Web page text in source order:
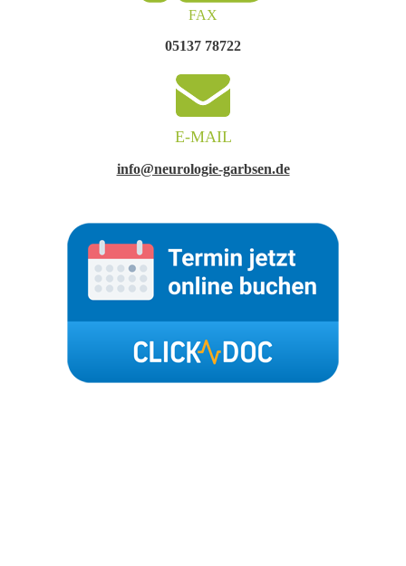
FAX
05137 78722
E-MAIL
info@neurologie-garbsen.de